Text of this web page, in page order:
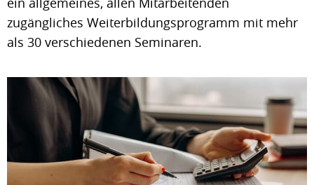
zugängliches Weiterbildungsprogramm mit mehr
als 30 verschiedenen Seminaren.